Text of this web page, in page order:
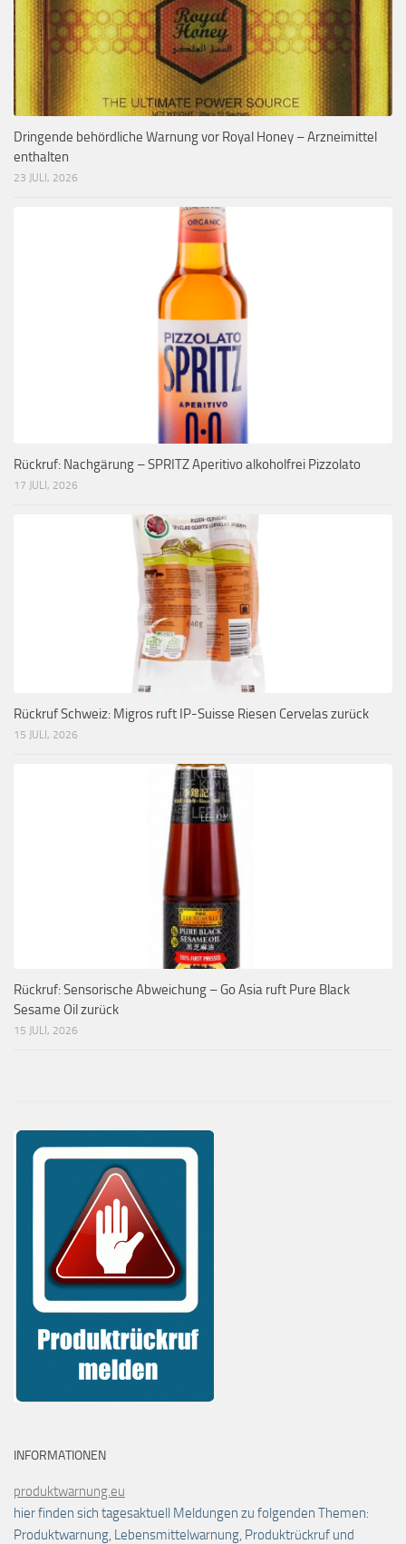
Dringende behördliche Warnung vor Royal Honey – Arzneimittel
enthalten
23 JULI, 2026
Rückruf: Nachgärung – SPRITZ Aperitivo alkoholfrei Pizzolato
17 JULI, 2026
Rückruf Schweiz: Migros ruft IP-Suisse Riesen Cervelas zurück
15 JULI, 2026
Rückruf: Sensorische Abweichung – Go Asia ruft Pure Black
Sesame Oil zurück
15 JULI, 2026
INFORMATIONEN
produktwarnung.eu
hier finden sich tagesaktuell Meldungen zu folgenden Themen:
Produktwarnung, Lebensmittelwarnung, Produktrückruf und